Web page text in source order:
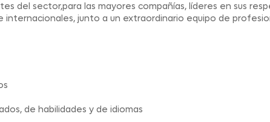
del sector,para las mayores compañías, líderes en sus
junto a un extraordinario equipo de
de habilidades y de idiomas